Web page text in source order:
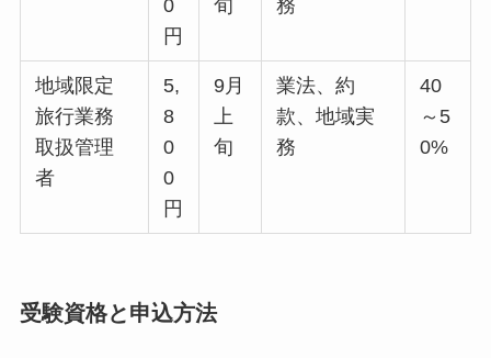
0
円
旬
務
地域限定
旅行業務
取扱管理
者
5,
8
0
0
円
9月
上
旬
業法、約
款、地域実
務
40
～5
0%
受験資格と申込方法